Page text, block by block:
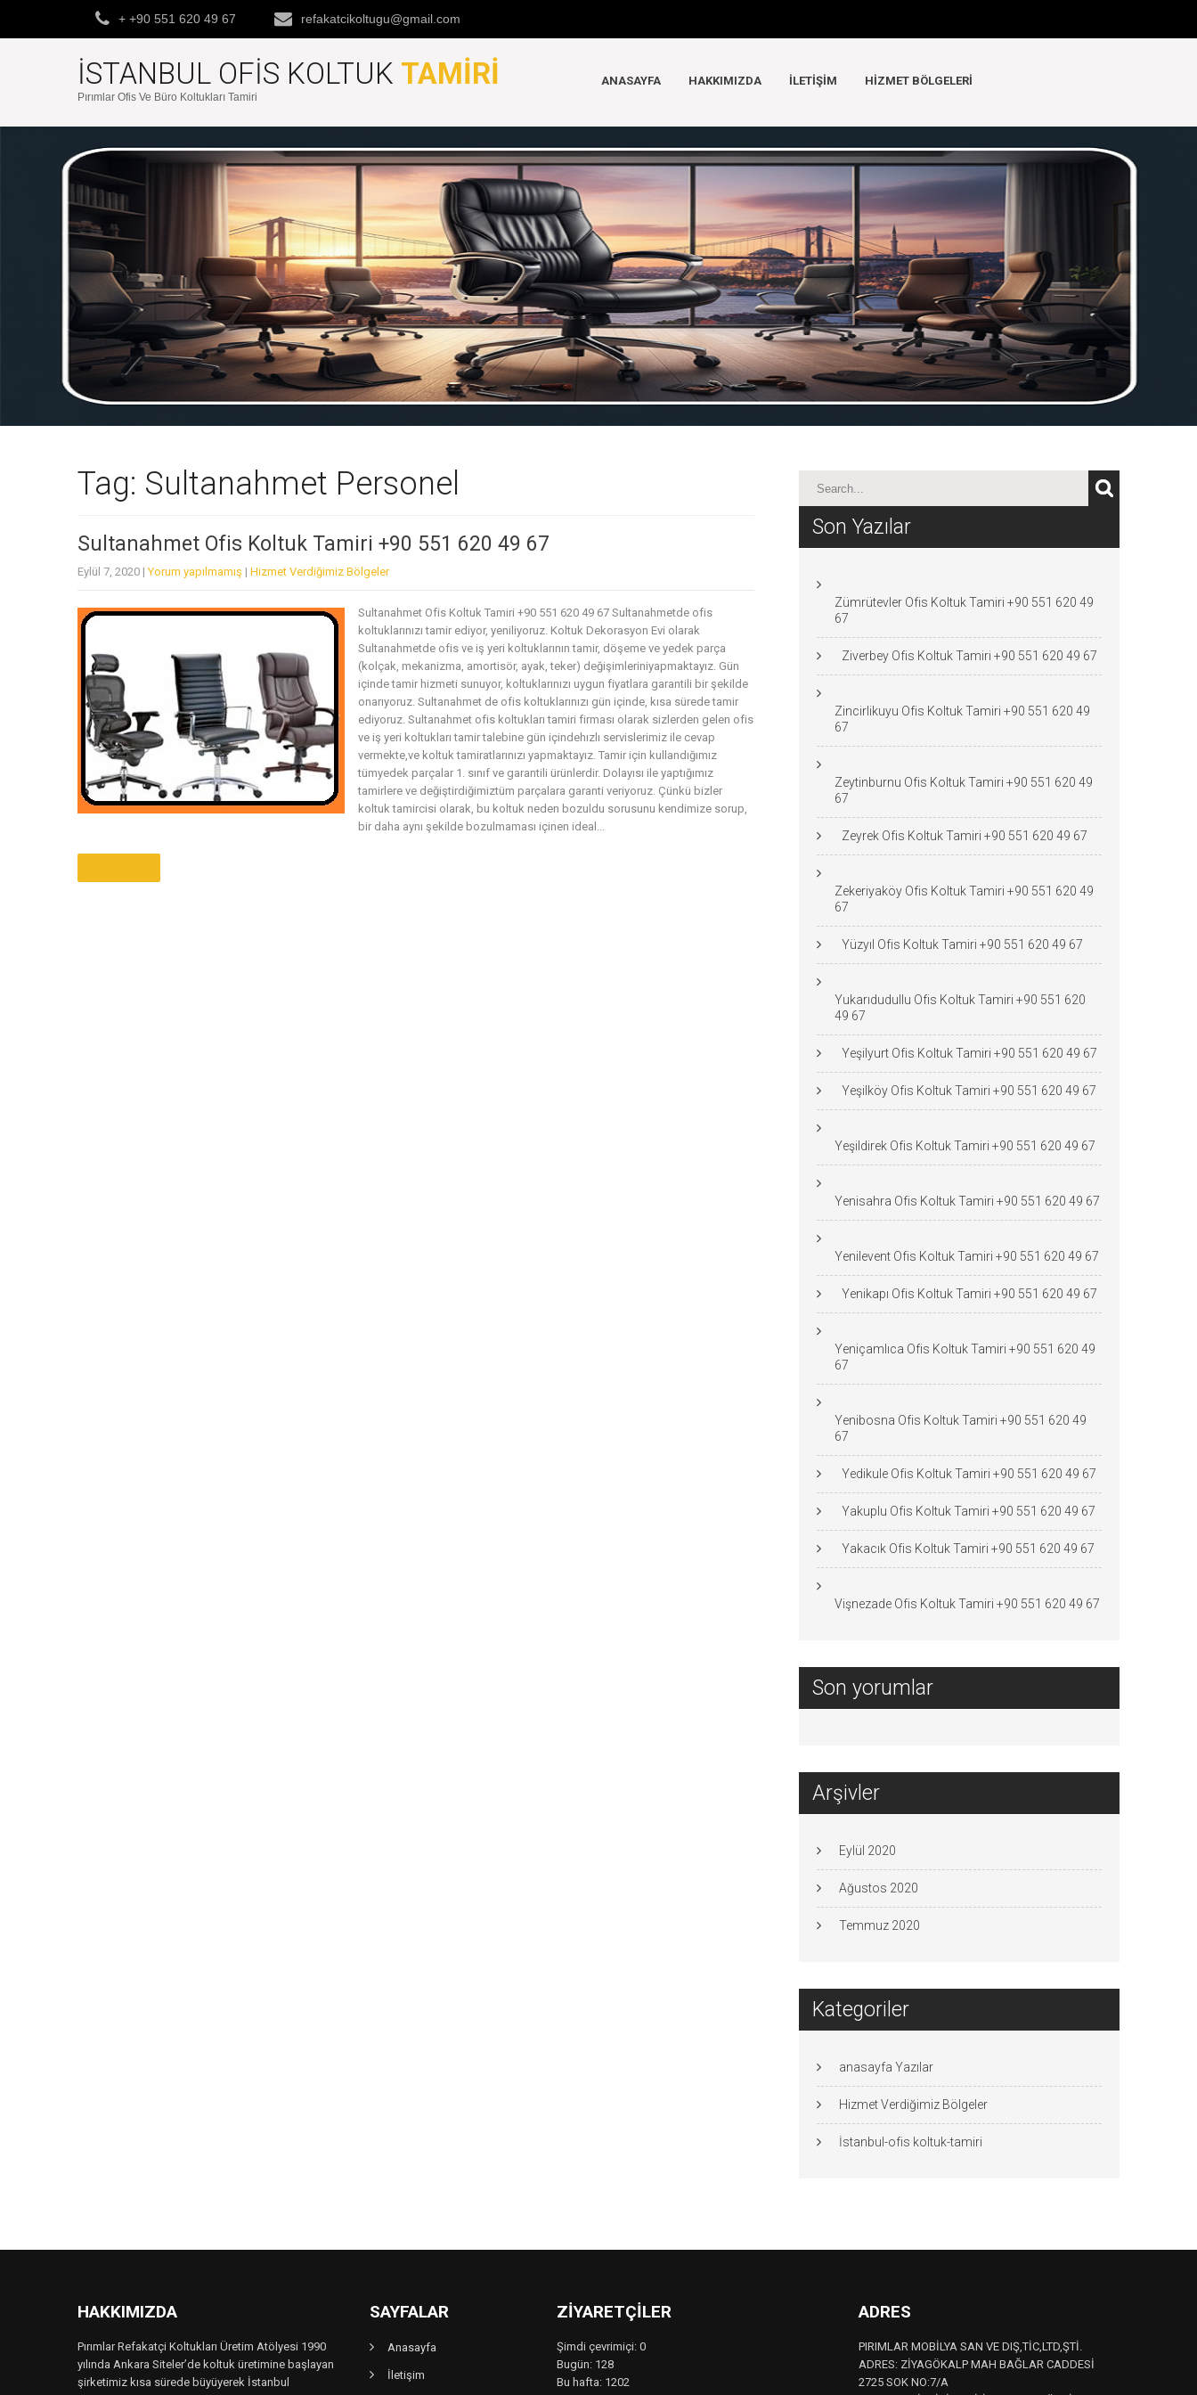
+ +90 551 620 49 67 refakatcikoltugu@gmail.com
İSTANBUL OFIS KOLTUK TAMIRI
Pırımlar Ofis Ve Büro Koltukları Tamiri
ANASAYFA HAKKIMIZDA İLETIŞIM HIZMET BÖLGELERI
Tag: Sultanahmet Personel
Sultanahmet Ofis Koltuk Tamiri +90 551 620 49 67
Eylül 7, 2020 |Yorum yapılmamış | Hizmet Verdiğimiz Bölgeler
Sultanahmet Ofis Koltuk Tamiri +90 551 620 49 67 Sultanahmetde ofis
koltuklarınızı tamir ediyor, yeniliyoruz. Koltuk Dekorasyon Evi olarak
Sultanahmetde ofis ve iş yeri koltuklarının tamir, döşeme ve yedek parça
(kolçak, mekanizma, amortisör, ayak, teker) değişimleriniyapmaktayız. Gün
içinde tamir hizmeti sunuyor, koltuklarınızı uygun fiyatlara garantili bir şekilde
onarıyoruz. Sultanahmet de ofis koltuklarınızı gün içinde, kısa sürede tamir
ediyoruz. Sultanahmet ofis koltukları tamiri firması olarak sizlerden gelen ofis
ve iş yeri koltukları tamir talebine gün içindehızlı servislerimiz ile cevap
vermekte,ve koltuk tamiratlarınızı yapmaktayız. Tamir için kullandığımız
tümyedek parçalar 1. sınıf ve garantili ürünlerdir. Dolayısı ile yaptığımız
tamirlere ve değiştirdiğimiztüm parçalara garanti veriyoruz. Çünkü bizler
koltuk tamircisi olarak, bu koltuk neden bozuldu sorusunu kendimize sorup,
bir daha aynı şekilde bozulmaması içinen ideal...
Son Yazılar
Zümrütevler Ofis Koltuk Tamiri +90 551 620 49
67
Ziverbey Ofis Koltuk Tamiri +90 551 620 49 67
Zincirlikuyu Ofis Koltuk Tamiri +90 551 620 49
67
Zeytinburnu Ofis Koltuk Tamiri +90 551 620 49
67
Zeyrek Ofis Koltuk Tamiri +90 551 620 49 67
Zekeriyaköy Ofis Koltuk Tamiri +90 551 620 49
67
Yüzyıl Ofis Koltuk Tamiri +90 551 620 49 67
Yukarıdudullu Ofis Koltuk Tamiri +90 551 620
49 67
Yeşilyurt Ofis Koltuk Tamiri +90 551 620 49 67
Yeşilköy Ofis Koltuk Tamiri +90 551 620 49 67
Yeşildirek Ofis Koltuk Tamiri +90 551 620 49 67
Yenisahra Ofis Koltuk Tamiri +90 551 620 49 67
Yenilevent Ofis Koltuk Tamiri +90 551 620 49 67
Yenikapı Ofis Koltuk Tamiri +90 551 620 49 67
Yeniçamlıca Ofis Koltuk Tamiri +90 551 620 49
67
Yenibosna Ofis Koltuk Tamiri +90 551 620 49
67
Yedikule Ofis Koltuk Tamiri +90 551 620 49 67
Yakuplu Ofis Koltuk Tamiri +90 551 620 49 67
Yakacık Ofis Koltuk Tamiri +90 551 620 49 67
Vişnezade Ofis Koltuk Tamiri +90 551 620 49 67
Son yorumlar
Arşivler
Eylül 2020
Ağustos 2020
Temmuz 2020
Kategoriler
anasayfa Yazılar
Hizmet Verdiğimiz Bölgeler
İstanbul-ofis koltuk-tamiri
HAKKIMIZDA
Pırımlar Refakatçi Koltukları Üretim Atölyesi 1990
yılında Ankara Siteler’de koltuk üretimine başlayan
şirketimiz kısa sürede büyüyerek İstanbul
SAYFALAR
Anasayfa
İletişim
ZIYARETÇILER
Şimdi çevrimiçi: 0
Bugün: 128
Bu hafta: 1202
ADRES
PIRIMLAR MOBİLYA SAN VE DIŞ,TİC,LTD,ŞTİ.
ADRES: ZİYAGÖKALP MAH BAĞLAR CADDESİ
2725 SOK NO:7/A